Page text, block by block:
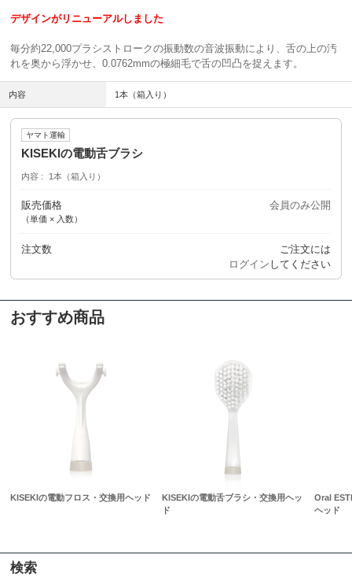
デザインがリニューアルしました
毎分約22,000プラシストロークの振動数の音波振動により、舌の上の汚
れを奥から浮かせ、0.0762mmの極細毛で舌の凹凸を捉えます。
内容 1本（箱入り）
ヤマト運輸
KISEKIの電動舌ブラシ
内容 1本（箱入り）
販売価格
（単価 × 入数）
会員のみ公開
注文数
ご注文には
ログイン してください
おすすめ商品
KISEKIの電動フロス・交換用ヘッド
KISEKIの電動舌ブラシ・交換用ヘッ
ド
Oral
ヘッド
検索